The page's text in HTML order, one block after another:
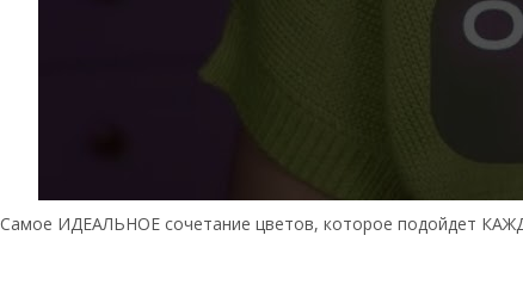
Самое ИДЕАЛЬНОЕ сочетание цветов, которое подойдет